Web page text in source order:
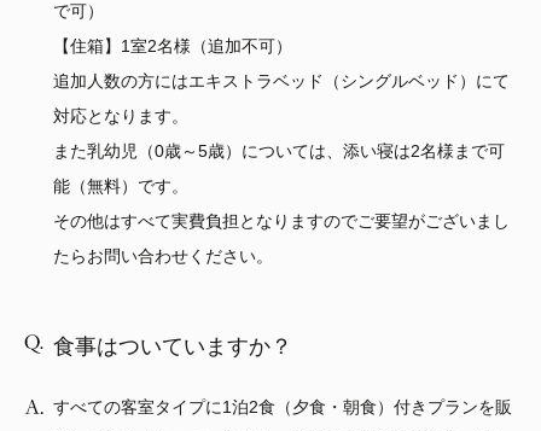
で可）
【住箱】1室2名様（追加不可）
追加人数の方にはエキストラベッド（シングルベッド）にて
対応となります。
また乳幼児（0歳～5歳）については、添い寝は2名様まで可
能（無料）です。
その他はすべて実費負担となりますのでご要望がございまし
たらお問い合わせください。
食事はついていますか？
すべての客室タイプに1泊2食（夕食・朝食）付きプランを販